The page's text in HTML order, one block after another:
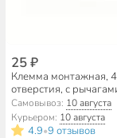
25 ₽
Клемма монтажная, 4
отверстия, с
Smartbuy, SBE-cwcc-4
Самовывоз: 10 августа
Курьером: 10 августа
4.9•9 отзывов